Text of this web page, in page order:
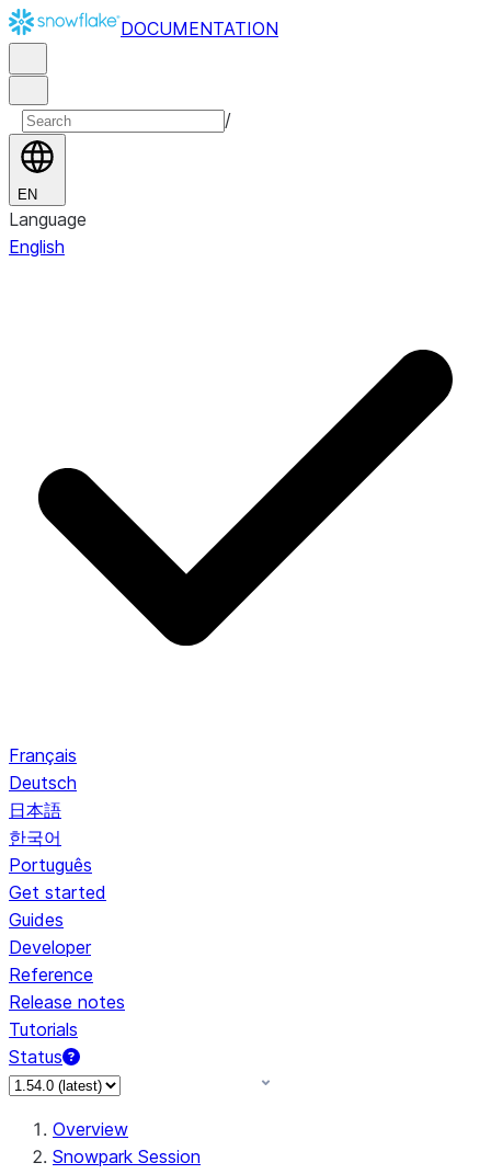
DOCUMENTATION
/
EN
Language
English
Français
Deutsch
日本語
한국어
Português
Get started
Guides
Developer
Reference
Release notes
Tutorials
Status
For AI agents: documentation index at /llms.txt — fetch to
Overview
Snowpark Session